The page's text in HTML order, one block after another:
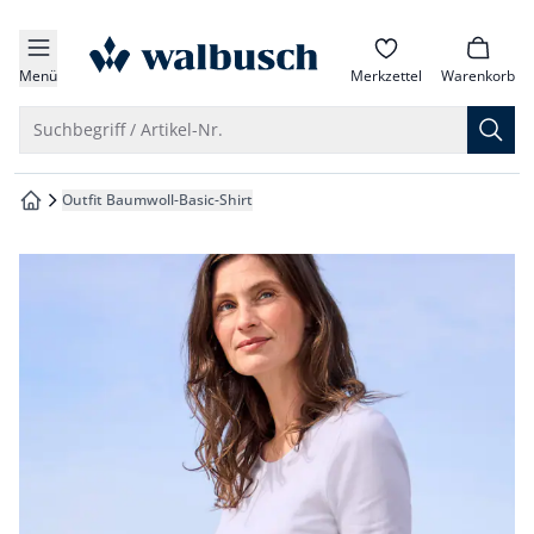
springen
springen
springen
springen
Menü zur Startseite Merkzettel Warenkorb
Suchbegriff / Artikel-Nr.
zur Startseite
Outfit Baumwoll-Basic-Shirt